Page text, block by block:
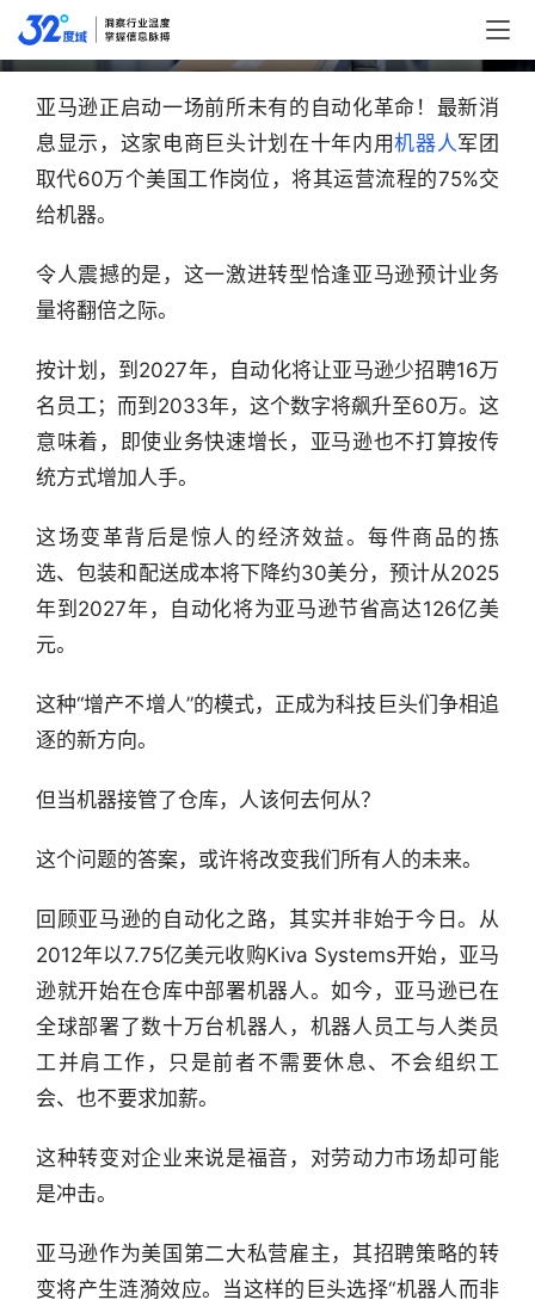
原创 亚马逊的算盘：取代60万人，省下126亿
亚马逊正启动一场前所未有的自动化革命！最新消
息显示，这家电商巨头计划在十年内用机器人军团
取代60万个美国工作岗位，将其运营流程的75%交
给机器。
令人震撼的是，这一激进转型恰逢亚马逊预计业务
量将翻倍之际。
按计划，到2027年，自动化将让亚马逊少招聘16万
名员工；而到2033年，这个数字将飙升至60万。这
意味着，即使业务快速增长，亚马逊也不打算按传
统方式增加人手。
这场变革背后是惊人的经济效益。每件商品的拣
选、包装和配送成本将下降约30美分，预计从2025
年到2027年，自动化将为亚马逊节省高达126亿美
元。
这种“增产不增人”的模式，正成为科技巨头们争相追
逐的新方向。
但当机器接管了仓库，人该何去何从？
这个问题的答案，或许将改变我们所有人的未来。
回顾亚马逊的自动化之路，其实并非始于今日。从
2012年以7.75亿美元收购Kiva Systems开始，亚马
逊就开始在仓库中部署机器人。如今，亚马逊已在
全球部署了数十万台机器人，机器人员工与人类员
工并肩工作，只是前者不需要休息、不会组织工
会、也不要求加薪。
这种转变对企业来说是福音，对劳动力市场却可能
是冲击。
亚马逊作为美国第二大私营雇主，其招聘策略的转
变将产生涟漪效应。当这样的巨头选择“机器人而非